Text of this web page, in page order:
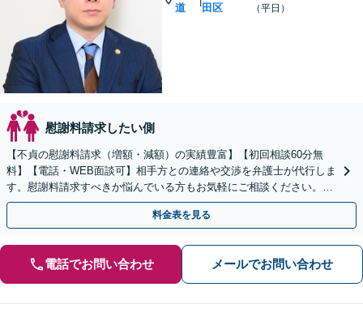
道
田区
（平日）
慰謝料請求したい側
【不貞の慰謝料請求（増額・減額）の実績豊富】【初回相談60分無
料】【電話・WEB面談可】相手方との連絡や交渉を弁護士が代行しま
す。慰謝料請求すべきか悩んでいる方もお気軽にご相談ください。最
善の解決策を一緒に見つけましょう。
料金表を見る
電話でお問い合わせ メールでお問い合わせ